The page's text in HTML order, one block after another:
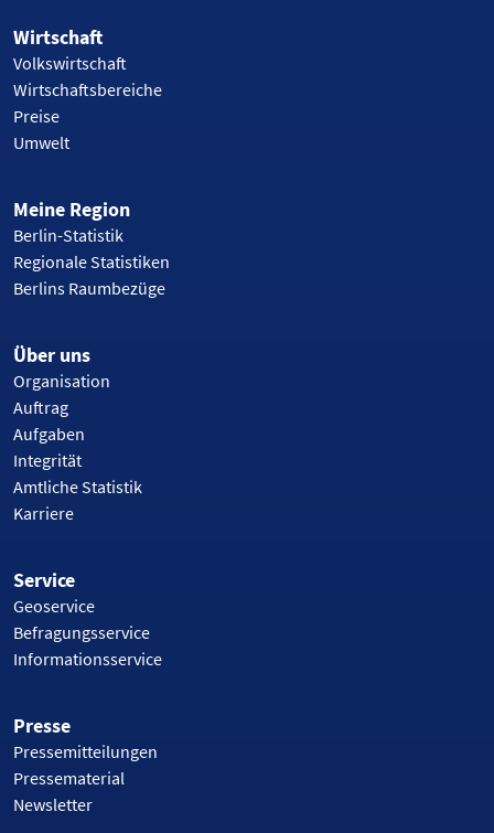
Wirtschaft
Volkswirtschaft
Wirtschaftsbereiche
Preise
Umwelt
Meine Region
Berlin-Statistik
Regionale Statistiken
Berlins Raumbezüge
Über uns
Organisation
Auftrag
Aufgaben
Integrität
Amtliche Statistik
Karriere
Service
Geoservice
Befragungsservice
Informationsservice
Presse
Pressemitteilungen
Pressematerial
Newsletter